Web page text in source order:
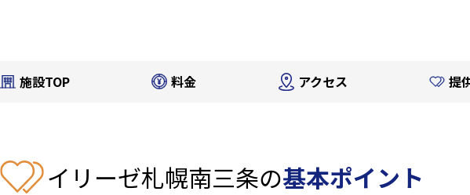
施設TOP 料金 アクセス 提
イリーゼ札幌南三条の基本ポイント